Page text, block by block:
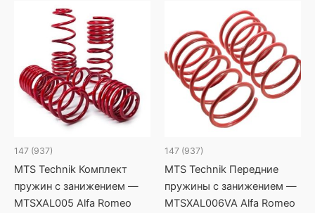
147 (937)
MTS Technik Комплект
пружин с занижением —
MTSXAL005 Alfa Romeo
147 (937)
MTS Technik Передние
пружины с занижением —
MTSXAL006VA Alfa Romeo